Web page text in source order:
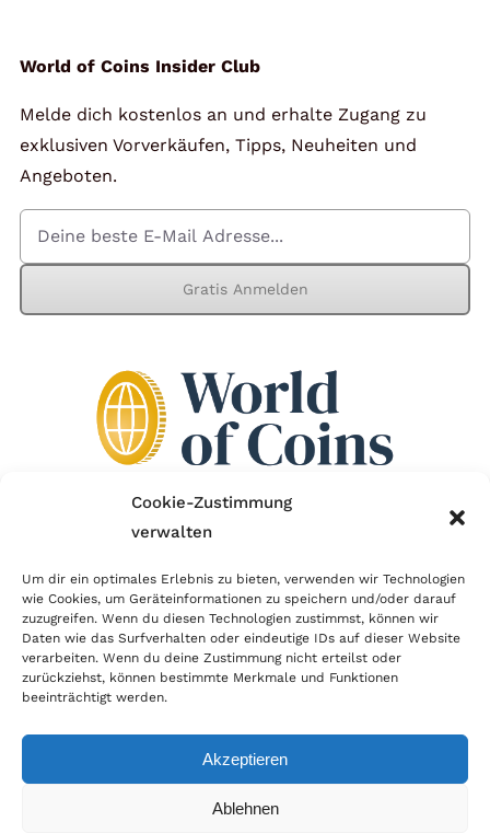
Cookie-Zustimmung
verwalten
Um dir ein optimales Erlebnis zu bieten, verwenden wir Technologien
wie Cookies, um Geräteinformationen zu speichern und/oder darauf
zuzugreifen. Wenn du diesen Technologien zustimmst, können wir
Daten wie das Surfverhalten oder eindeutige IDs auf dieser Website
verarbeiten. Wenn du deine Zustimmung nicht erteilst oder
zurückziehst, können bestimmte Merkmale und Funktionen
beeinträchtigt werden.
Akzeptieren
Ablehnen
World of Coins Insider Club
Melde dich kostenlos an und erhalte Zugang zu
exklusiven Vorverkäufen, Tipps, Neuheiten und
Angeboten.
Gratis Anmelden
Der Händlerbund setzt sich für sicheren und
erfolgreichen E-Commerce ein. Auch wir sind wie
viele Onlineshops im Netz Mitglied im Händlerbund
und unterstützen fairen Onlinehandel.